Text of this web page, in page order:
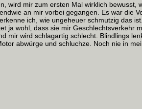
wird mir zum ersten Mal wirklich bewusst,
an mir vorbei gegangen. Es war die
ich, wie ungeheuer schmutzig das
ja wohl, dass sie mir Geschlechtsverkehr
mir wird schlagartig schlecht. Blindlings
abwürge und schluchze. Noch nie in